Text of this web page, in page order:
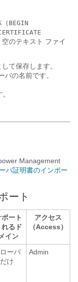
BEGIN
のテキスト ファイ
して保存します。
バの名前です。
Management
バ証明書のインポー
ート
ート
れるド
メイン
アクセス
（Access）
ーバ
け
Admin